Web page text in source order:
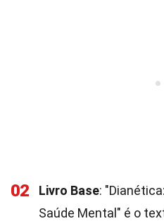
02 Livro Base:
Saúde Mental" é o